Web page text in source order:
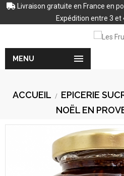
Livraison gratuite en France en
Expédition entre 3 et

MENU
ACCUEIL EPICERIE
NOËL EN